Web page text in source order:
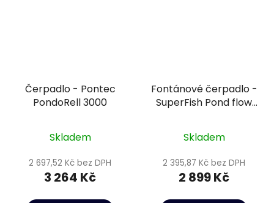
Čerpadlo - Pontec
PondoRell 3000
Skladem
2 697,52 Kč bez DPH
3 264 Kč
Fontánové čerpadlo -
SuperFish Pond flow
Skladem
2 395,87 Kč bez DPH
2 899 Kč